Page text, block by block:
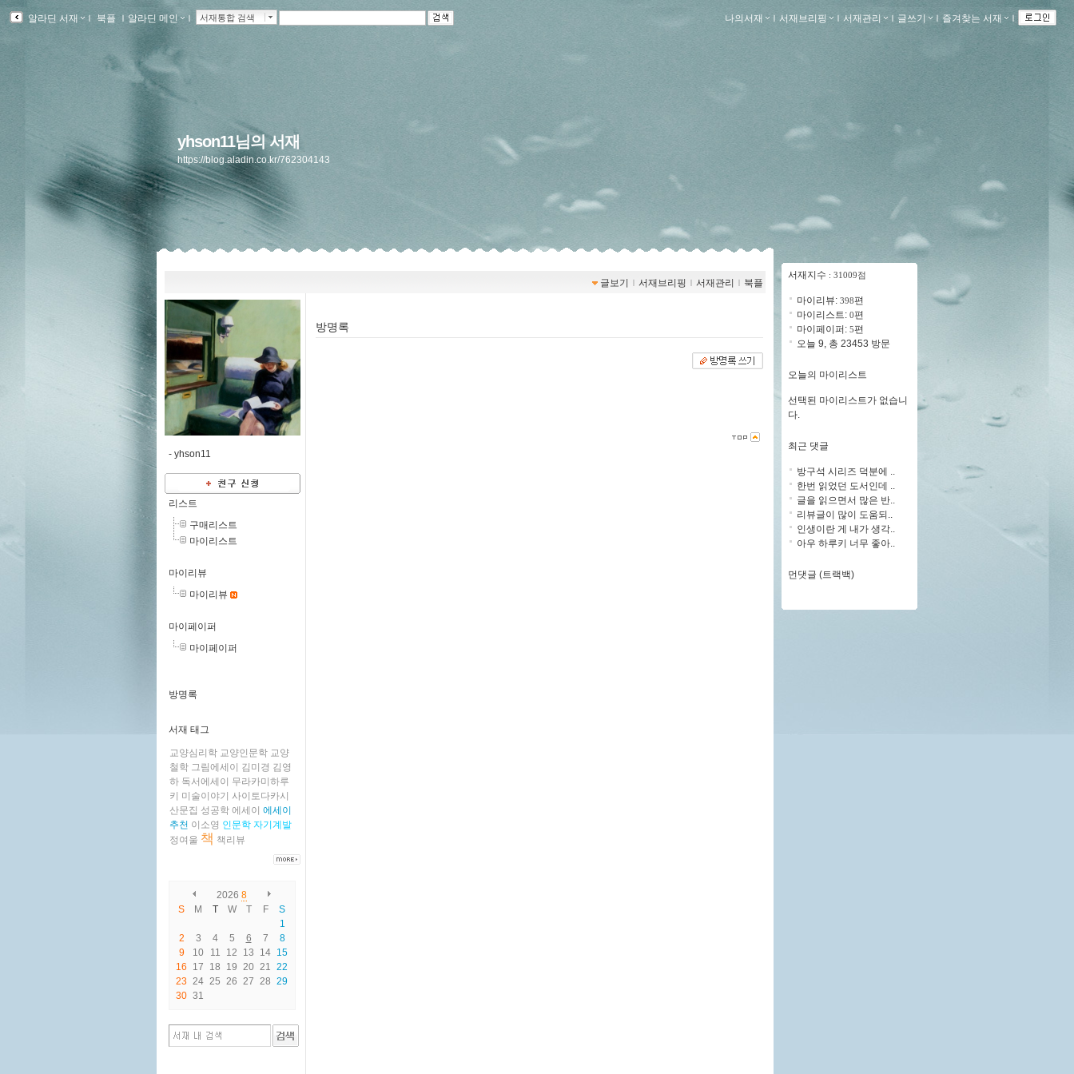
알라딘 서재 ｌ 북플 ｌ 알라딘 메인 ｌ 서재통합 검색 나의서재 ｌ 서재브리핑 ｌ 서재관리 ｌ 글쓰기 ｌ 즐겨찾는 서재 ｌ
yhson11님의 서재
https://blog.aladin.co.kr/762304143
글보기 ｌ 서재브리핑 ｌ 서재관리 ｌ 북플
- yhson11
리스트
구매리스트
마이리스트
마이리뷰
마이리뷰
마이페이퍼
마이페이퍼
방명록
서재 태그
교양심리학 교양인문학 교양
철학 그림에세이 김미경 김영
하 독서에세이
무라카미하루
키
미술이야기
사이토다카시
산문집 성공학 에세이 에세이
추천 이소영 인문학 자기계발
정여울 책 책리뷰
2026 8
S
M T W T F
S
1
2
3 4 5 6 7
8
9
10 11 12 13 14 15
16
17 18 19 20 21 22
23 24 25 26 27 28 29
30 31
방명록
서재지수 : 31009점
마이리뷰: 398편
마이리스트: 0편
마이페이퍼: 5편
오늘 9, 총 23453 방문
오늘의 마이리스트
선택된 마이리스트가 없습니
다.
최근 댓글
방구석 시리즈 덕분에 ..
한번 읽었던 도서인데 ..
글을 읽으면서 많은 반..
리뷰글이 많이 도움되..
인생이란 게 내가 생각..
아우 하루키 너무 좋아..
먼댓글 (트랙백)